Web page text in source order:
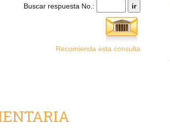
Buscar respuesta No.:
Recomienda esta consulta